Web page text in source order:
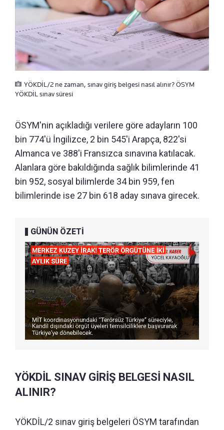
YÖKDİL/2 ne zaman, sınav giriş belgesi nasıl alınır? ÖSYM
YÖKDİL sınav süresi
ÖSYM'nin açıkladığı verilere göre adayların 100
bin 774'ü İngilizce, 2 bin 545'i Arapça, 822'si
Almanca ve 388'i Fransızca sınavına katılacak.
Alanlara göre bakıldığında sağlık bilimlerinde 41
bin 952, sosyal bilimlerde 34 bin 959, fen
bilimlerinde ise 27 bin 618 aday sınava girecek.
GÜNÜN ÖZETİ
YÖKDİL SINAV GİRİŞ BELGESİ NASIL
ALINIR?
YÖKDİL/2 sınav giriş belgeleri ÖSYM tarafından